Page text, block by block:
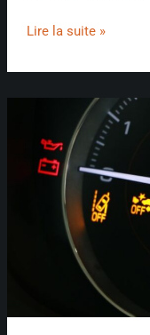
Lire la suite »
tableau
de
Toyota
comprendre
et